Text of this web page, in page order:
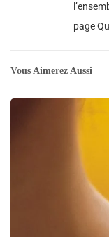
page
Vous Aimerez Aussi